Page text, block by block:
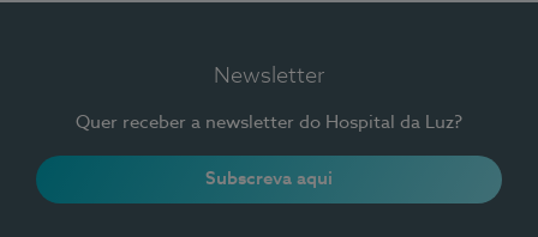
Newsletter
Quer receber a newsletter do Hospital da Luz?
Subscreva aqui